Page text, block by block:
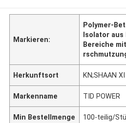
Markieren:
Polymer-
Isolator aus
Bereiche
Herkunftsort KN;SHAAN XI
Markenname TID POWER
Min Bestellmenge 100-teilig/